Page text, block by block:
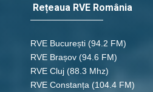
Rețeaua RVE România
RVE București (94.2 FM)
RVE Brașov (94.6 FM)
RVE Cluj (88.3 Mhz)
RVE Constanța (104.4 FM)